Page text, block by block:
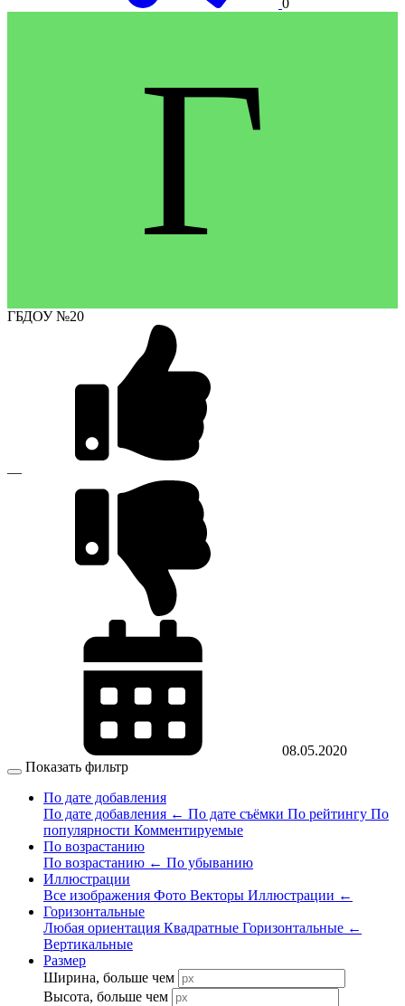
0
Г
ГБДОУ №20
—
08.05.2020
Показать фильтр
По дате добавления
По дате добавления ← По дате съёмки По рейтингу По
популярности Комментируемые
По возрастанию
По возрастанию ← По убыванию
Иллюстрации
Все изображения Фото Векторы Иллюстрации ←
Горизонтальные
Любая ориентация Квадратные Горизонтальные ←
Вертикальные
Размер
Ширина, больше чем
Высота, больше чем